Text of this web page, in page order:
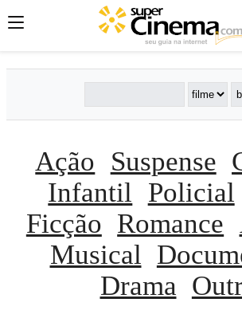
Ação Suspense
Infantil
Policial
Ficção Romance
Musical
Drama